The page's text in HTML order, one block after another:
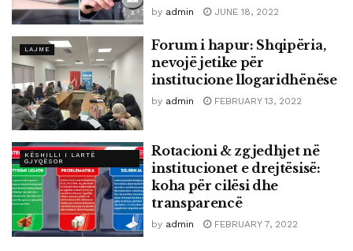
by admin JUNE 18, 2022
LAJME
Forum i hapur: Shqipëria,
nevojë jetike për
institucione llogaridhënëse
by admin FEBRUARY 13, 2022
KËSHILLI I LARTË
GJYQËSOR
Rotacioni & zgjedhjet në
institucionet e drejtësisë:
koha për cilësi dhe
transparencë
by admin FEBRUARY 7, 2022